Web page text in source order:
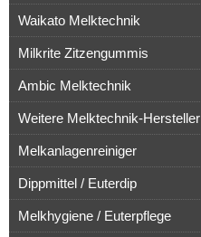
Waikato Melktechnik
Milkrite Zitzengummis
Ambic Melktechnik
Weitere Melktechnik-Hersteller
Melkanlagenreiniger
Dippmittel / Euterdip
Melkhygiene / Euterpflege